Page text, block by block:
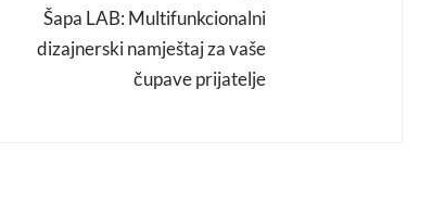
Šapa LAB: Multifunkcionalni
dizajnerski namještaj za vaše
čupave prijatelje